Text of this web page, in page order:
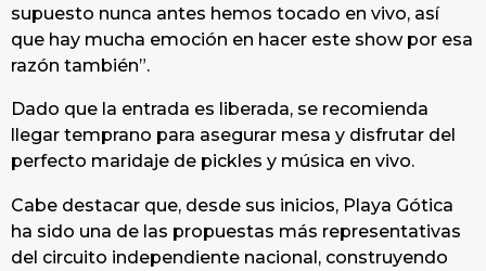
supuesto nunca antes hemos tocado en vivo, así
que hay mucha emoción en hacer este show por esa
razón también”.
Dado que la entrada es liberada, se recomienda
llegar temprano para asegurar mesa y disfrutar del
perfecto maridaje de pickles y música en vivo.
Cabe destacar que, desde sus inicios, Playa Gótica
ha sido una de las propuestas más representativas
del circuito independiente nacional, construyendo